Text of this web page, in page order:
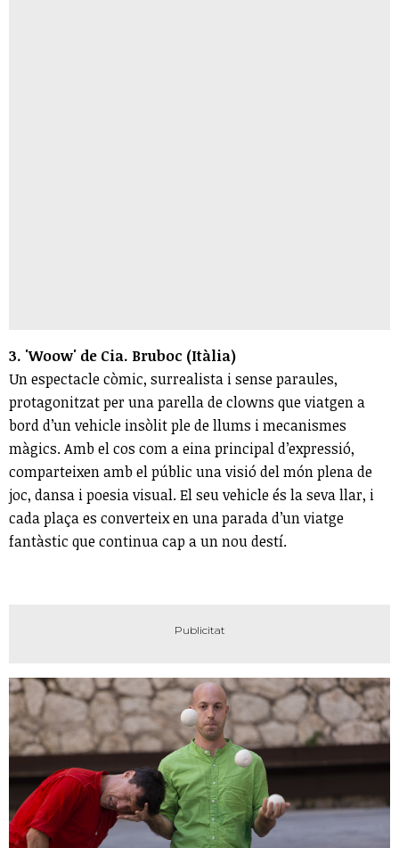
3. 'Woow' de Cia. Bruboc (Itàlia)
Un espectacle còmic, surrealista i sense paraules,
protagonitzat per una parella de clowns que viatgen a
bord d’un vehicle insòlit ple de llums i mecanismes
màgics. Amb el cos com a eina principal d’expressió,
comparteixen amb el públic una visió del món plena de
joc, dansa i poesia visual. El seu vehicle és la seva llar, i
cada plaça es converteix en una parada d’un viatge
fantàstic que continua cap a un nou destí.